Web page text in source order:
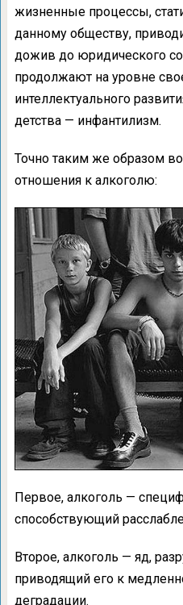
жизненные процессы,
данному обществу,
дожив до юридического
продолжают на уровне
интеллектуального
детства — инфантилизм.
Точно таким же образом
отношения к алкоголю:
Первое, алкоголь —
способствующий
Второе, алкоголь — яд,
приводящий его к
деградации.